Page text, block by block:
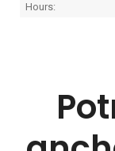
Hours: